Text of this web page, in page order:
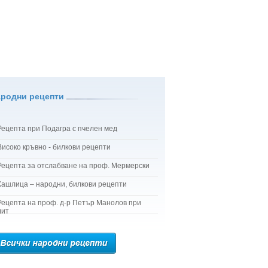
рецепти
при Подагра с пчелен мед
кръвно - билкови рецепти
за отслабване на проф. Мермерски
– народни, билкови рецепти
на проф. д-р Петър Манолов при